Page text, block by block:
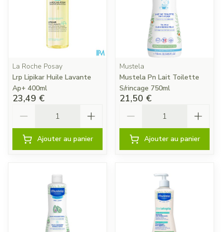
La Roche Posay
Lrp Lipikar Huile Lavante
Ap+ 400ml
23,49 €
Ajouter au panier
Mustela
Mustela Pn Lait Toilette
S/rincage 750ml
21,50 €
Ajouter au panier